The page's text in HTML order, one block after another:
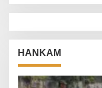
HANKAM